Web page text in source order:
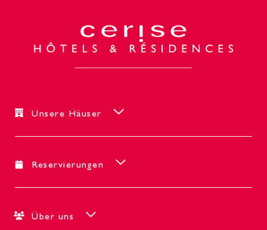
Unsere Häuser
Reservierungen
Über uns